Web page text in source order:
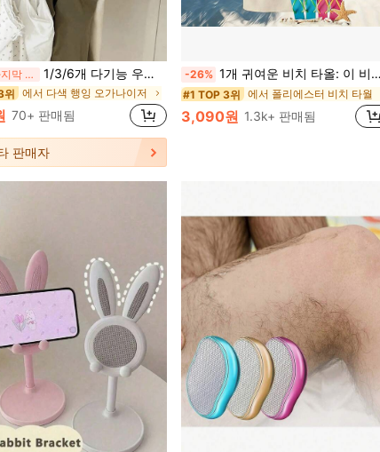
마지막 2일 1/3/6개 다기능 우드 행거, 8개 후크, 360도 회전, 공간 절약, 브래지어, 셔츠, 속옷, 탱크탑, 모자, 넥타이, 어깨끈 및 기타 의류 정리 가능, 자국 없는 행거, 개학 시즌에 적합, 학교 용품
위 에서 다색 행잉 오가나이저
70+ 판매됨
판매자
-26% 1개 귀여운 비치 타올: 이 비치 타올은 귀여운 카툰 패턴 디자인이 특징이며, 초극세사로 제작되어 부드럽고 내구성이 뛰어나며 빠르게 건조됩니다. 해변, 수영장 또는 레저 센터에서 사용하기에 완벽합니다. 모래 방지 및 자외선 차단 기능이 있으며, 가볍고 편안하여 서핑, 수영 및 요가 활동에 이상적인 선택입니다.
거의 매진!
#1 TOP 3위 에서 폴리에스터 비치 타월
거의 매진!
#1 TOP 3위 에서 폴리에스터 비치 타월
거의 매진!
#1 TOP 3위 에서 폴리에스터 비치 타월
거의 매진!
3,090원 1.3k+ 판매됨